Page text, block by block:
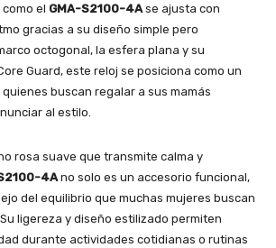
el GMA-S2100-4Ase ajusta con
gracias a su diseño simple pero
octogonal, la esfera plana y su
Guard, este reloj se posiciona como un
buscan regalar a sus mamás
al estilo.
rosa suave que transmite calma y
4Ano solo es un accesorio funcional,
del equilibrio que muchas mujeres buscan
ligereza y diseño estilizado permiten
durante actividades cotidianas o rutinas